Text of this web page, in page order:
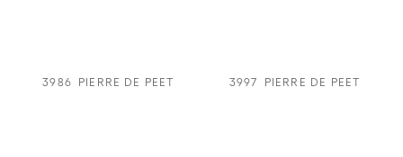
3986 PIERRE DE PEET 3997 PIERRE DE PEET